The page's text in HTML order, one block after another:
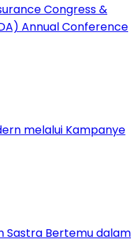
Congress &
Annual Conference
melalui Kampanye
Sastra Bertemu dalam